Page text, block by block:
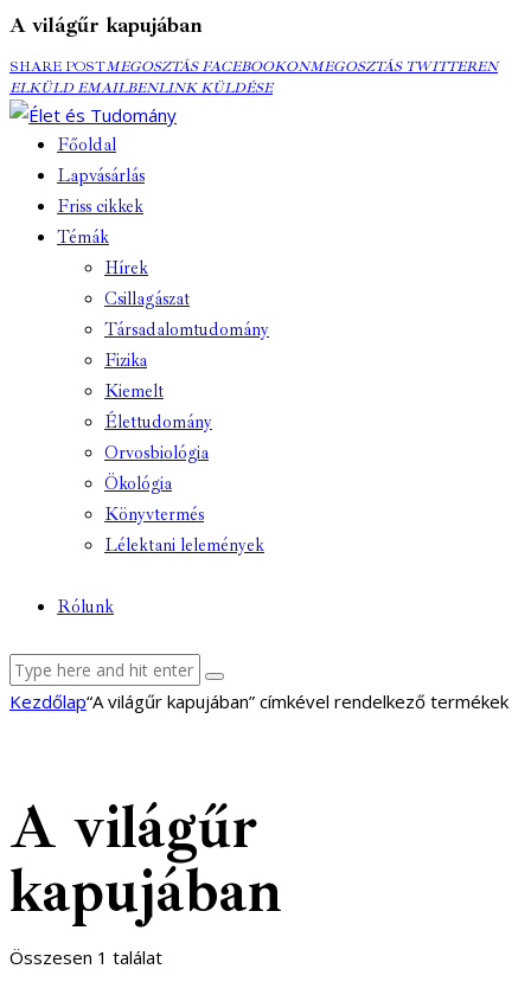
A világűr kapujában
SHARE POSTMEGOSZTÁS
FACEBOOKON
MEGOSZTÁS FACEBOOKONMEGOSZTÁS
MEGOSZTÁS TWITTEREN
ELKÜLD EMAILBENCOPY
TO
LINK KÜLDÉSE
Főoldal
Lapvásárlás
Friss cikkek
Témák
Hírek
Csillagászat
Társadalomtudomány
Fizika
Kiemelt
Élettudomány
Orvosbiológia
Ökológia
Könyvtermés
Lélektani lelemények
Rólunk
facebook-
youtube-
email
Kezdőlap“A világűr kapujában” címkével rendelkező termékek
A világűr
kapujában
Összesen 1 találat